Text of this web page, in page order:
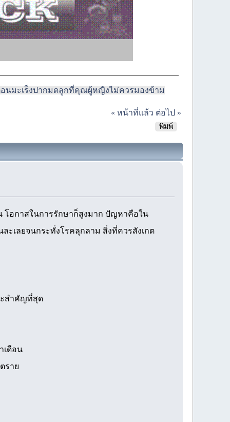
อนมะเร็งปากมดลูกที่คุณผู้หญิงไม่ควรมองข้าม
« หน้าที่แล้ว ต่อไป »
พิมพ์
โอกาสในการรักษาก็สูงมาก ปัญหาคือใน
ะเลยจนกระทั่งโรคลุกลาม สิ่งที่ควรสังเกต
ะสำคัญที่สุด
เดือน
ราย